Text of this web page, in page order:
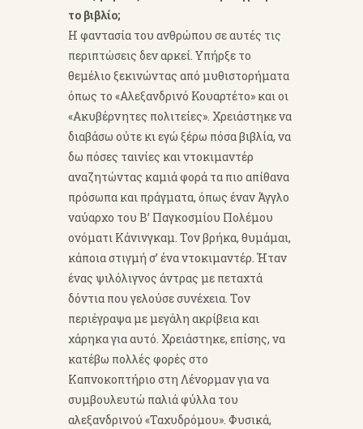
το βιβλίο;
Η φαντασία του ανθρώπου σε αυτές τις
περιπτώσεις δεν αρκεί. Υπήρξε το
θεμέλιο ξεκινώντας από μυθιστορήματα
όπως το «Αλεξανδρινό Κουαρτέτο» και οι
«Ακυβέρνητες πολιτείες». Χρειάστηκε να
διαβάσω ούτε κι εγώ ξέρω πόσα βιβλία, να
δω πόσες ταινίες και ντοκιμαντέρ
αναζητώντας καμιά φορά τα πιο απίθανα
πρόσωπα και πράγματα, όπως έναν Άγγλο
ναύαρχο του Β’ Παγκοσμίου Πολέμου
ονόματι Κάνινγκαμ. Τον βρήκα, θυμάμαι,
κάποια στιγμή σ’ ένα ντοκιμαντέρ. Ήταν
ένας ψιλόλιγνος άντρας με πεταχτά
δόντια που γελούσε συνέχεια. Τον
περιέγραψα με μεγάλη ακρίβεια και
χάρηκα για αυτό. Χρειάστηκε, επίσης, να
κατέβω πολλές φορές στο
Καπνοκοπτήριο στη Λένορμαν για να
συμβουλευτώ παλιά φύλλα του
αλεξανδρινού «Ταχυδρόμου». Φυσικά,